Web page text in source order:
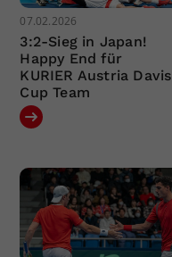
07.02.2026
3:2-Sieg in Japan!
Happy End für
KURIER Austria Davis
Cup Team